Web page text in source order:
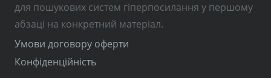
для пошукових систем гіперпосилання у першому
абзаці на конкретний матеріал.
Умови договору оферти
Конфіденційність